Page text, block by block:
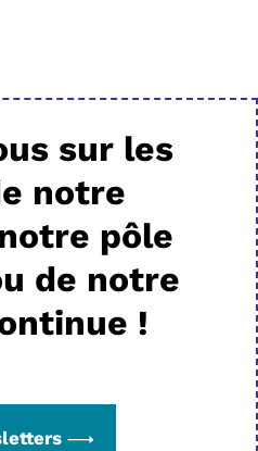
sur les
notre
pôle
de notre
!